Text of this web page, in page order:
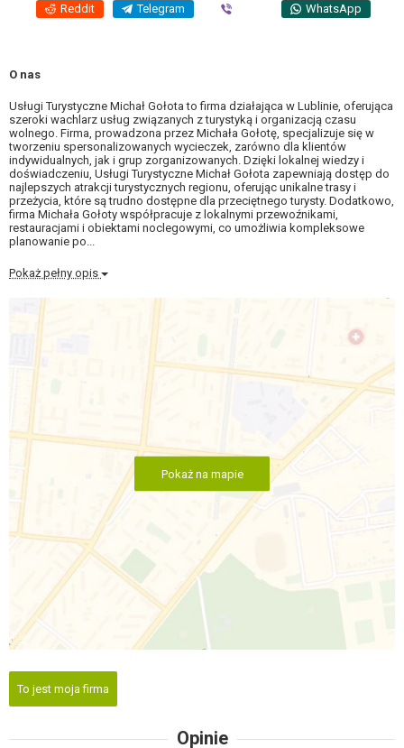
Reddit Telegram WhatsApp
O nas
Usługi Turystyczne Michał Gołota to firma działająca w Lublinie, oferująca
szeroki wachlarz usług związanych z turystyką i organizacją czasu
wolnego. Firma, prowadzona przez Michała Gołotę, specjalizuje się w
tworzeniu spersonalizowanych wycieczek, zarówno dla klientów
indywidualnych, jak i grup zorganizowanych. Dzięki lokalnej wiedzy i
doświadczeniu, Usługi Turystyczne Michał Gołota zapewniają dostęp do
najlepszych atrakcji turystycznych regionu, oferując unikalne trasy i
przeżycia, które są trudno dostępne dla przeciętnego turysty. Dodatkowo,
firma Michała Gołoty współpracuje z lokalnymi przewoźnikami,
restauracjami i obiektami noclegowymi, co umożliwia kompleksowe
planowanie po...
Pokaż pełny opis
Pokaż na mapie
To jest moja firma
Opinie